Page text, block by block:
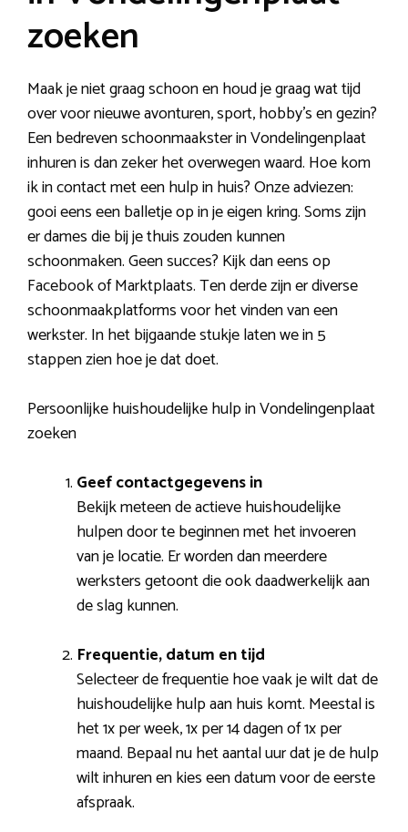
zoeken
Maak je niet graag schoon en houd je graag wat tijd
over voor nieuwe avonturen, sport, hobby’s en gezin?
Een bedreven schoonmaakster in Vondelingenplaat
inhuren is dan zeker het overwegen waard. Hoe kom
ik in contact met een hulp in huis? Onze adviezen:
gooi eens een balletje op in je eigen kring. Soms zijn
er dames die bij je thuis zouden kunnen
schoonmaken. Geen succes? Kijk dan eens op
Facebook of Marktplaats. Ten derde zijn er diverse
schoonmaakplatforms voor het vinden van een
werkster. In het bijgaande stukje laten we in 5
stappen zien hoe je dat doet.
Persoonlijke huishoudelijke hulp in Vondelingenplaat
zoeken
Geef contactgegevens in
Bekijk meteen de actieve huishoudelijke
hulpen door te beginnen met het invoeren
van je locatie. Er worden dan meerdere
werksters getoont die ook daadwerkelijk aan
de slag kunnen.
Frequentie, datum en tijd
Selecteer de frequentie hoe vaak je wilt dat de
huishoudelijke hulp aan huis komt. Meestal is
het 1x per week, 1x per 14 dagen of 1x per
maand. Bepaal nu het aantal uur dat je de hulp
wilt inhuren en kies een datum voor de eerste
afspraak.